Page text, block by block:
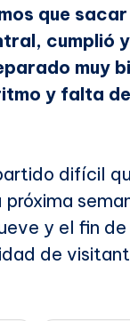
que
cumplió
muy
y falta
difícil
y el fin de
de